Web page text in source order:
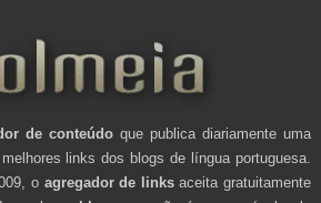
de conteúdo que publica diariamente uma
links dos blogs de língua portuguesa.
o agregador de linksaceita gratuitamente